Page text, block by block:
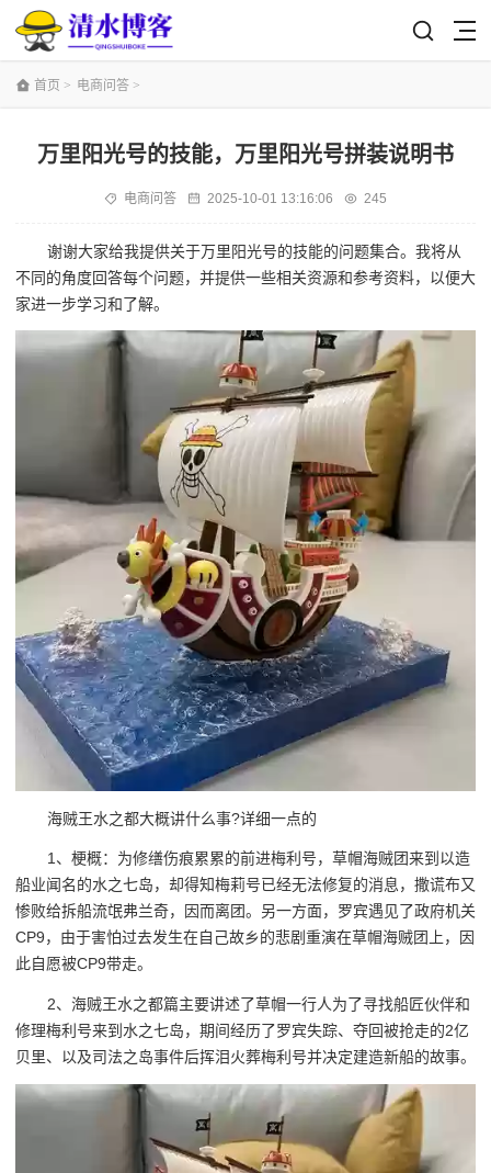
首页 > 电商问答 >
万里阳光号的技能，万里阳光号拼装说明书
电商问答 2025-10-01 13:16:06 245
谢谢大家给我提供关于万里阳光号的技能的问题集合。我将从
不同的角度回答每个问题，并提供一些相关资源和参考资料，以便大
家进一步学习和了解。
海贼王水之都大概讲什么事?详细一点的
1、梗概：为修缮伤痕累累的前进梅利号，草帽海贼团来到以造
船业闻名的水之七岛，却得知梅莉号已经无法修复的消息，撒谎布又
惨败给拆船流氓弗兰奇，因而离团。另一方面，罗宾遇见了政府机关
CP9，由于害怕过去发生在自己故乡的悲剧重演在草帽海贼团上，因
此自愿被CP9带走。
2、海贼王水之都篇主要讲述了草帽一行人为了寻找船匠伙伴和
修理梅利号来到水之七岛，期间经历了罗宾失踪、夺回被抢走的2亿
贝里、以及司法之岛事件后挥泪火葬梅利号并决定建造新船的故事。